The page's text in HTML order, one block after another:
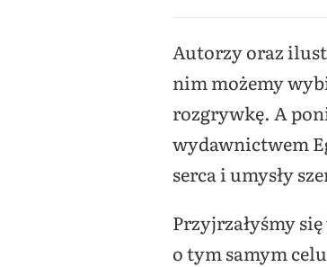
Autorzy oraz
nim możemy
rozgrywkę. A
wydawnictwem
serca i umysły
Przyjrzałyśmy
o tym samym